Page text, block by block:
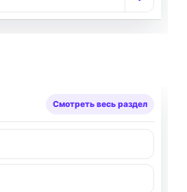
Смотреть весь раздел